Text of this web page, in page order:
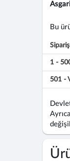
Bu
1 -
501 -